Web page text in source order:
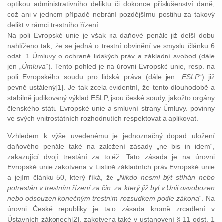
optikou administrativního deliktu či dokonce příslušenství daně,
což ani v jednom případě nebrání pozdějšímu postihu za takový
delikt v rámci trestního řízení.
Na poli Evropské unie je však na daňové penále již delší dobu
nahlíženo tak, že se jedná o trestní obvinění ve smyslu článku 6
odst. 1 Úmluvy o ochraně lidských práv a základní svobod (dále
jen „ Úmluva“). Tento pohled je na úrovni Evropské unie, resp. na
poli Evropského soudu pro lidská práva (dále jen „ ESLP“) již
pevně ustálený[1]. Je tak zcela evidentní, že tento dlouhodobě a
stabilně judikovaný výklad ESLP, jsou české soudy, jakožto orgány
členského státu Evropské unie a smluvní strany Úmluvy, povinny
ve svých vnitrostátních rozhodnutích respektovat a aplikovat.
Vzhledem k výše uvedenému je jednoznačný dopad uložení
daňového penále také na založení zásady „ne bis in idem“,
zakazující dvojí trestání za totéž. Tato zásada je na úrovni
Evropské unie zakotvena v Listině základních práv Evropské unie
a jejím článku 50, který říká, že „ Nikdo nesmí být stíhán nebo
potrestán v trestním řízení za čin, za který již byl v Unii osvobozen
nebo odsouzen konečným trestním rozsudkem podle zákona“. Na
úrovni České republiky je tato zásada kromě zrcadlení v
Ústavních zákonech[2], zakotvena také v ustanovení § 11 odst. 1